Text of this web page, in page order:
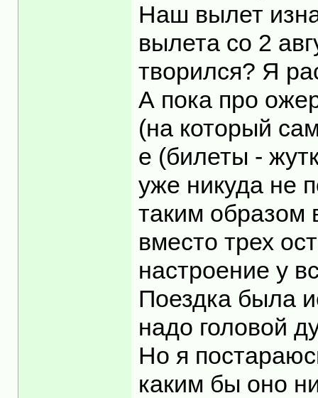
Наш вылет
вылета со 2
творился? Я
А пока про
(на который
е (билеты -
уже никуда не
таким образом
вместо трех
настроение у
Поездка была
надо головой
Но я
каким бы оно